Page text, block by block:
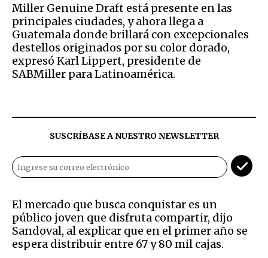
Miller Genuine Draft está presente en las
principales ciudades, y ahora llega a
Guatemala donde brillará con excepcionales
destellos originados por su color dorado,
expresó Karl Lippert, presidente de
SABMiller para Latinoamérica.
SUSCRÍBASE A NUESTRO NEWSLETTER
El mercado que busca conquistar es un
público joven que disfruta compartir, dijo
Sandoval, al explicar que en el primer año se
espera distribuir entre 67 y 80 mil cajas.